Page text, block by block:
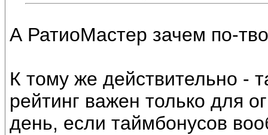
А РатиоМастер зачем по-
К тому же действительно -
рейтинг важен только для
день, если таймбонусов